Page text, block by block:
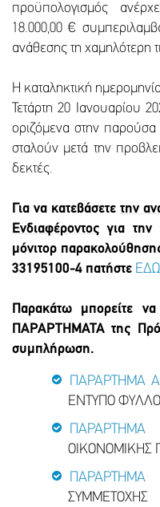
προϋπολογισμός
18.000,00 €
ανάθεσης τη χαμηλότερη
Η καταληκτική
Τετάρτη 20 Ιανουαρίου
οριζόμενα στην
σταλούν μετά την
δεκτές.
Για να κατεβάσετε την
Ενδιαφέροντος για την
μόνιτορ
33195100-4 πατήστε ΕΔΩ
Παρακάτω μπορείτε
ΠΑΡΑΡΤΗΜΑΤΑ της
συμπλήρωση.
ΠΑΡΑΡΤΗΜΑ Α
ΕΝΤΥΠΟ
ΠΑΡΑΡΤΗΜΑ
ΟΙΚΟΝΟΜΙΚΗΣ
ΣΥΜΜΕΤΟΧΗΣ